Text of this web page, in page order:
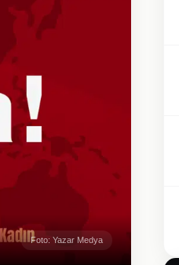
Foto: Yazar Medya